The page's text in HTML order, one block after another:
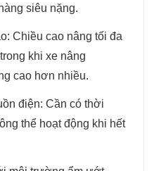
siêu nặng.
Chiều cao nâng tối đa
khi xe nâng
cao hơn nhiều.
điện: Cần có thời
thể hoạt động khi hết